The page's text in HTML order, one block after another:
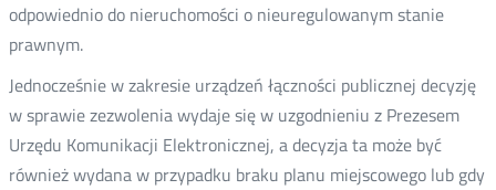
odpowiednio do nieruchomości o nieuregulowanym stanie
prawnym.
Jednocześnie w zakresie urządzeń łączności publicznej decyzję
w sprawie zezwolenia wydaje się w uzgodnieniu z Prezesem
Urzędu Komunikacji Elektronicznej, a decyzja ta może być
również wydana w przypadku braku planu miejscowego lub gdy